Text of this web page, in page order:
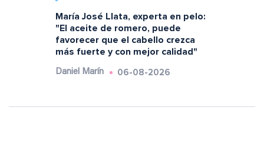
María José Llata, experta en pelo:
"El aceite de romero, puede
favorecer que el cabello crezca
más fuerte y con mejor calidad"
Daniel Marín 06-08-2026